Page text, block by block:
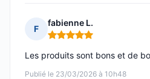
F
fabienne L.
Note : 5 sur 5
Publié le 23/03/2026 à 10h48
Les produits sont bons et de